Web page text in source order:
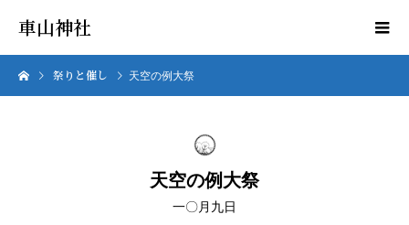
車山神社
祭りと催し 天空の例大祭
天空の例大祭
一〇月九日